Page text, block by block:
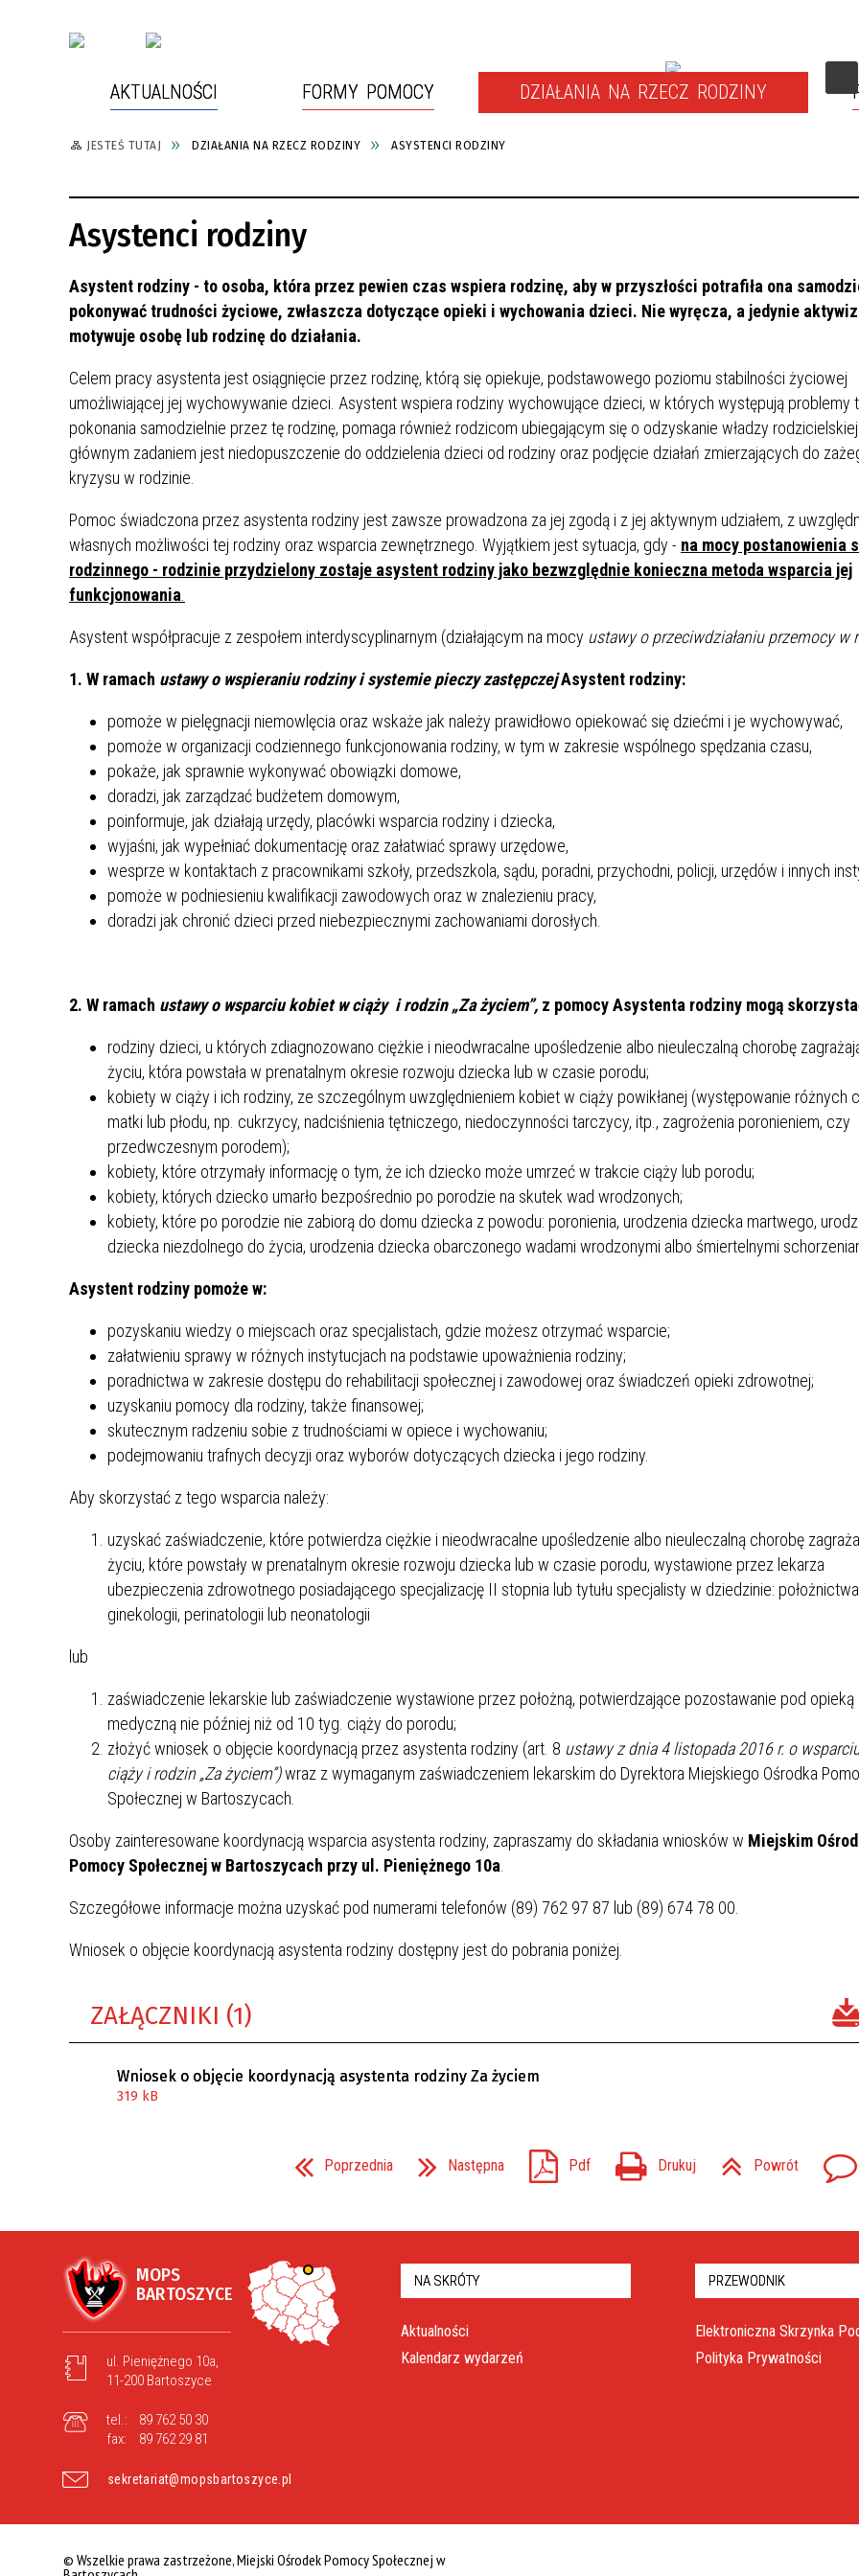
AKTUALNOŚCI FORMY POMOCY
POMOC SPOŁECZNA
DZIAŁANIA NA RZECZ RODZINY
OCHRONA MAŁOLETNICH
PRZECIWDZIAŁANIE PRZEMOCY
DOMOWEJ
REALIZOWANE PROJEKTY
KONTAKT
JESTEŚ TUTAJ DZIAŁANIA NA RZECZ RODZINY ASYSTENCI RODZINY
Asystenci rodziny
Asystent rodziny - to osoba, która przez pewien czas wspiera rodzinę, aby w przyszłości potrafiła ona
pokonywać trudności życiowe, zwłaszcza dotyczące opieki i wychowania dzieci. Nie wyręcza, a jedynie
motywuje osobę lub rodzinę do działania.
Celem pracy asystenta jest osiągnięcie przez rodzinę, którą się opiekuje, podstawowego poziomu stabilności życiowej
umożliwiającej jej wychowywanie dzieci. Asystent wspiera rodziny wychowujące dzieci, w których występują problemy
pokonania samodzielnie przez tę rodzinę, pomaga również rodzicom ubiegającym się o odzyskanie władzy
głównym zadaniem jest niedopuszczenie do oddzielenia dzieci od rodziny oraz podjęcie działań zmierzających do
kryzysu w rodzinie.
Pomoc świadczona przez asystenta rodziny jest zawsze prowadzona za jej zgodą i z jej aktywnym udziałem, z
własnych możliwości tej rodziny oraz wsparcia zewnętrznego. Wyjątkiem jest sytuacja, gdy - na mocy postanowienia
rodzinnego - rodzinie przydzielony zostaje asystent rodziny jako bezwzględnie konieczna metoda wsparcia jej
funkcjonowania
Asystent współpracuje z zespołem interdyscyplinarnym (działającym na mocy ustawy o przeciwdziałaniu przemocy w
1. W ramach ustawy o wspieraniu rodziny i systemie pieczy zastępczejAsystent rodziny:
pomoże w pielęgnacji niemowlęcia oraz wskaże jak należy prawidłowo opiekować się dziećmi i je wychowywać,
pomoże w organizacji codziennego funkcjonowania rodziny, w tym w zakresie wspólnego spędzania czasu,
pokaże, jak sprawnie wykonywać obowiązki domowe,
doradzi, jak zarządzać budżetem domowym,
poinformuje, jak działają urzędy, placówki wsparcia rodziny i dziecka,
wyjaśni, jak wypełniać dokumentację oraz załatwiać sprawy urzędowe,
wesprze w kontaktach z pracownikami szkoły, przedszkola, sądu, poradni, przychodni, policji, urzędów i innych
pomoże w podniesieniu kwalifikacji zawodowych oraz w znalezieniu pracy,
doradzi jak chronić dzieci przed niebezpiecznymi zachowaniami dorosłych.
2. W ramach ustawy o wsparciu kobiet w ciąży i rodzin „Za życiem”, z pomocy Asystenta rodziny mogą
rodziny dzieci, u których zdiagnozowano ciężkie i nieodwracalne upośledzenie albo nieuleczalną chorobę
życiu, która powstała w prenatalnym okresie rozwoju dziecka lub w czasie porodu;
kobiety w ciąży i ich rodziny, ze szczególnym uwzględnieniem kobiet w ciąży powikłanej (występowanie różnych
matki lub płodu, np. cukrzycy, nadciśnienia tętniczego, niedoczynności tarczycy, itp., zagrożenia poronieniem, czy
przedwczesnym porodem);
kobiety, które otrzymały informację o tym, że ich dziecko może umrzeć w trakcie ciąży lub porodu;
kobiety, których dziecko umarło bezpośrednio po porodzie na skutek wad wrodzonych;
kobiety, które po porodzie nie zabiorą do domu dziecka z powodu: poronienia, urodzenia dziecka martwego,
dziecka niezdolnego do życia, urodzenia dziecka obarczonego wadami wrodzonymi albo śmiertelnymi
Asystent rodziny pomożew:
pozyskaniu wiedzy o miejscach oraz specjalistach, gdzie możesz otrzymać wsparcie;
załatwieniu sprawy w różnych instytucjach na podstawie upoważnienia rodziny;
poradnictwa w zakresie dostępu do rehabilitacji społecznej i zawodowej oraz świadczeń opieki zdrowotnej;
uzyskaniu pomocy dla rodziny, także finansowej;
skutecznym radzeniu sobie z trudnościami w opiece i wychowaniu;
podejmowaniu trafnych decyzji oraz wyborów dotyczących dziecka i jego rodziny.
Aby skorzystać z tego wsparcia należy:
uzyskać zaświadczenie, które potwierdza ciężkie i nieodwracalne upośledzenie albo nieuleczalną chorobę
życiu, które powstały w prenatalnym okresie rozwoju dziecka lub w czasie porodu, wystawione przez lekarza
ubezpieczenia zdrowotnego posiadającego specjalizację II stopnia lub tytułu specjalisty w dziedzinie:
ginekologii, perinatologii lub neonatologii
lub
zaświadczenie lekarskie lub zaświadczenie wystawione przez położną, potwierdzające pozostawanie pod opieką
medyczną nie później niż od 10 tyg. ciąży do porodu;
złożyć wniosek o objęcie koordynacją przez asystenta rodziny (art. 8 ustawy z dnia 4 listopada 2016 r. o
ciąży i rodzin „Za życiem”)wraz z wymaganym zaświadczeniem lekarskim do Dyrektora Miejskiego Ośrodka
Społecznej w Bartoszycach.
Osoby zainteresowane koordynacją wsparcia asystenta rodziny, zapraszamy do składania wniosków w Miejskim
Pomocy Społecznej w Bartoszycach przy ul. Pieniężnego 10a
Szczegółowe informacje można uzyskać pod numerami telefonów (89) 762 97 87 lub (89) 674 78 00.
Wniosek o objęcie koordynacją asystenta rodziny dostępny jest do pobrania poniżej.
ZAŁĄCZNIKI (1)
Wniosek o objęcie koordynacją asystenta rodziny Za życiem
319 kB
Poprzednia Następna Pdf Drukuj Powrót
MOPS
BARTOSZYCE
ul. Pieniężnego 10a,
11-200 Bartoszyce
tel.:
89 762 50 30
fax:
89 762 29 81
sekretariat@mopsbartoszyce.pl
NA SKRÓTY
Aktualności
Kalendarz wydarzeń
PRZEWODNIK
Elektroniczna Skrzynka
Polityka Prywatności
© Wszelkie prawa zastrzeżone, Miejski Ośrodek Pomocy Społecznej w